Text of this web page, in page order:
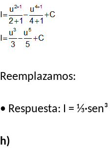
Reemplazamos:
• Respuesta: I = ⅓·sen³
h)